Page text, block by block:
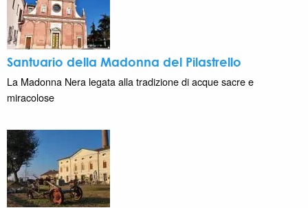
Santuario della Madonna del Pilastrello
La Madonna Nera legata alla tradizione di acque sacre e
miracolose